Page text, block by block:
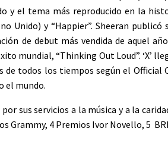
y el tema más reproducido en la
Unido) y “Happier”. Sheeran
de debut más vendida de aquel
mundial, “Thinking Out Loud”. ‘X’
de todos los tiempos según el Official
el mundo.
sus servicios a la música y a la
Grammy, 4 Premios Ivor Novello, 5